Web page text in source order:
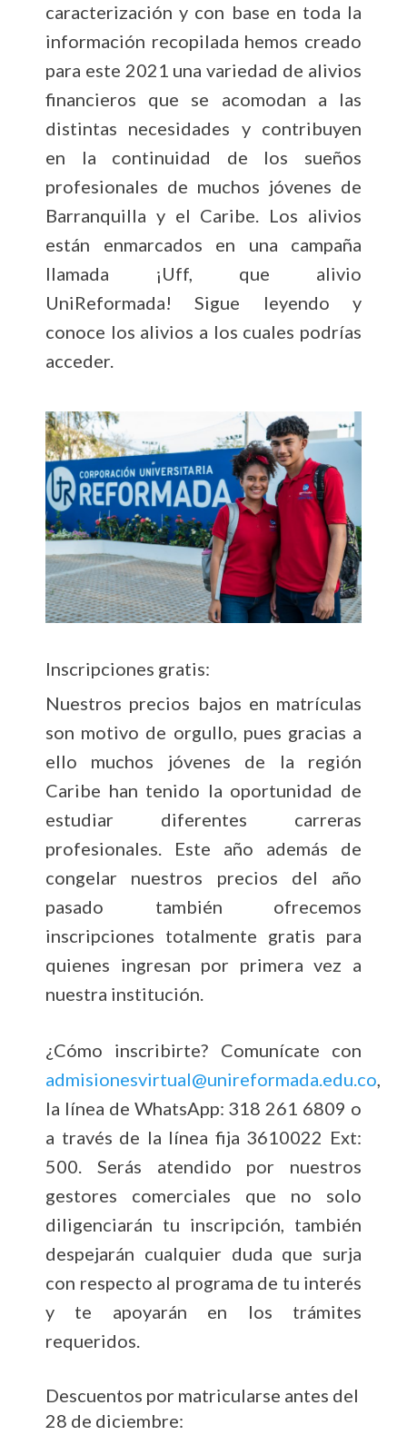
caracterización y con base en toda la
información recopilada hemos creado
para este 2021 una variedad de alivios
financieros que se acomodan a las
distintas necesidades y contribuyen
en la continuidad de los sueños
profesionales de muchos jóvenes de
Barranquilla y el Caribe. Los alivios
están enmarcados en una campaña
llamada ¡Uff, que alivio
UniReformada! Sigue leyendo y
conoce los alivios a los cuales podrías
acceder.
Inscripciones gratis:
Nuestros precios bajos en matrículas
son motivo de orgullo, pues gracias a
ello muchos jóvenes de la región
Caribe han tenido la oportunidad de
estudiar diferentes carreras
profesionales. Este año además de
congelar nuestros precios del año
pasado también ofrecemos
inscripciones totalmente gratis para
quienes ingresan por primera vez a
nuestra institución.
¿Cómo inscribirte? Comunícate con
admisionesvirtual@unireformada.edu.co
la línea de WhatsApp: 318 261 6809 o
a través de la línea fija 3610022 Ext:
500. Serás atendido por nuestros
gestores comerciales que no solo
diligenciarán tu inscripción, también
despejarán cualquier duda que surja
con respecto al programa de tu interés
y te apoyarán en los trámites
requeridos.
Descuentos por matricularse antes del
28 de diciembre: